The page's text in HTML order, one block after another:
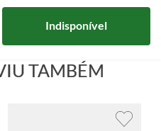
Indisponível
TAMBÉM